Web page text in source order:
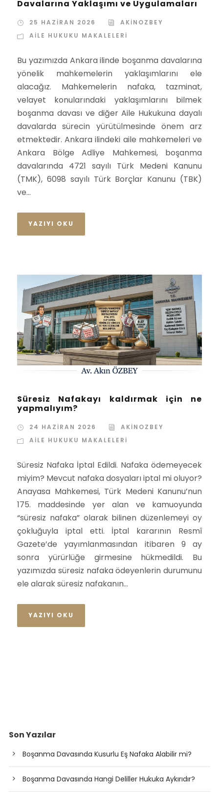
Davalarına Yaklaşımı ve Uygulamaları
25 HAZIRAN 2026
AKINOZBEY
AILE HUKUKU MAKALELERI
Bu yazımızda Ankara ilinde boşanma davalarına
yönelik mahkemelerin yaklaşımlarını ele
alacağız. Mahkemelerin nafaka, tazminat,
velayet konularındaki yaklaşımlarını bilmek
boşanma davası ve diğer Aile Hukukuna dayalı
davalarda sürecin yürütülmesinde önem arz
etmektedir. Ankara ilindeki aile mahkemeleri ve
Ankara Bölge Adliye Mahkemesi, boşanma
davalarında 4721 sayılı Türk Medeni Kanunu
(TMK), 6098 sayılı Türk Borçlar Kanunu (TBK)
ve...
YAZIYI OKU
Süresiz Nafakayı kaldırmak için ne
yapmalıyım?
24 HAZIRAN 2026
AKINOZBEY
AILE HUKUKU MAKALELERI
Süresiz Nafaka İptal Edildi. Nafaka ödemeyecek
miyim? Mevcut nafaka dosyaları iptal mi oluyor?
Anayasa Mahkemesi, Türk Medeni Kanunu’nun
175. maddesinde yer alan ve kamuoyunda
“süresiz nafaka” olarak bilinen düzenlemeyi oy
çokluğuyla iptal etti. İptal kararının Resmî
Gazete’de yayımlanmasından itibaren 9 ay
sonra yürürlüğe girmesine hükmedildi. Bu
yazımızda süresiz nafaka ödeyenlerin durumunu
ele alarak süresiz nafakanın...
YAZIYI OKU
Son Yazılar
Boşanma Davasında Kusurlu Eş Nafaka Alabilir mi?
Boşanma Davasında Hangi Deliller Hukuka Aykırıdır?